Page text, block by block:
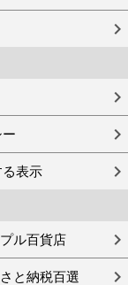
表示
ル百貨店
と納税百選